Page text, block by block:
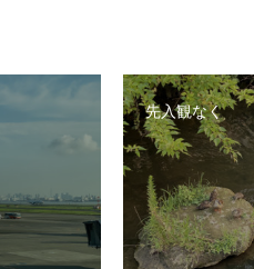
先入観なく